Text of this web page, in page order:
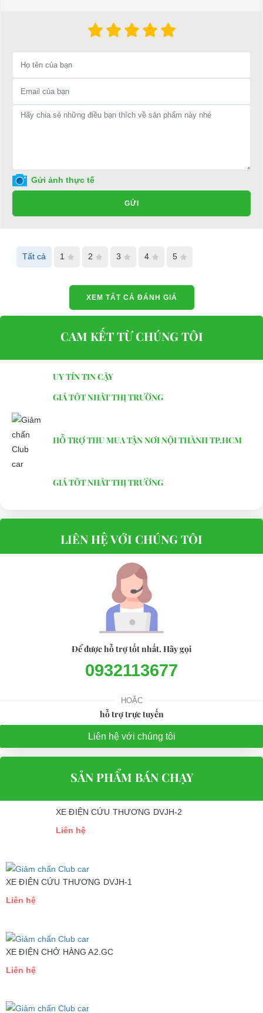
cho xe hoặc có vấn đề gì cần được hỗ trợ, quý khách vui lòng liên
LIÊN HỆ CÔNG TY:
Đại Cường
Địa chỉ: 845 Quốc Lộ 13, Phường Hiệp Bình Phước, Thành phố
Thủ Đức, TP.HCM
Website:xediendulich.com
Gửi ảnh thực tế
GỬI
Tất cả 1 2 3 4 5
XEM TẤT CẢ ĐÁNH GIÁ
CAM KẾT TỪ CHÚNG TÔI
UY TÍN TIN CẬY
GIÁ TỐT NHẤT THỊ TRƯỜNG
LIÊN HỆ VỚI CHÚNG TÔI
Để được hỗ trợ tốt nhất. Hãy gọi
0932113677
hỗ trợ trực tuyến
Liên hệ với chúng tôi
SẢN PHẨM BÁN CHẠY
Liên hệ
Liên hệ